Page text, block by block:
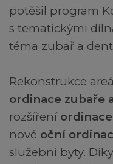
potěšil program
s tematickými
téma zubař a
Rekonstrukce
ordinace zubaře
rozšíření
nové oční
služební byty.